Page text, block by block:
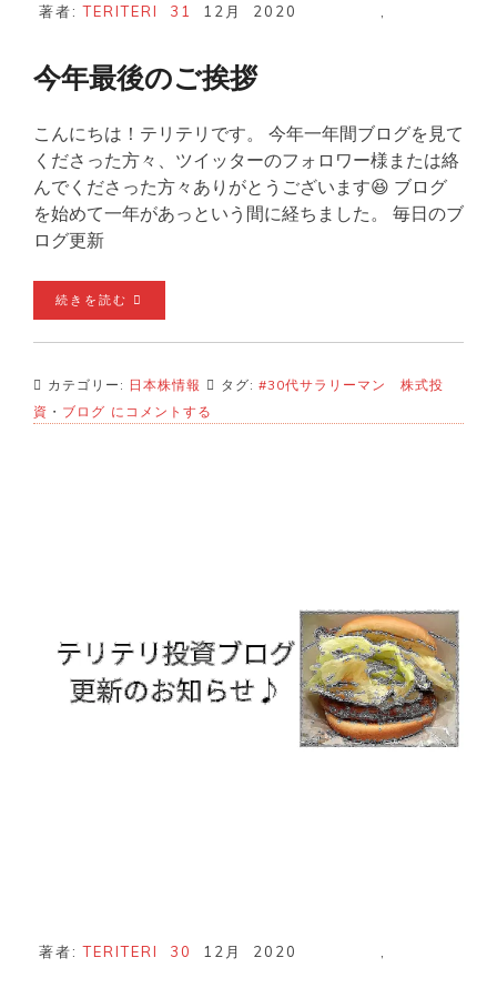
著者:TERITERI 31 12月 2020
今年最後のご挨拶
こんにちは！テリテリです。 今年一年間ブログを見て
くださった方々、ツイッターのフォロワー様または絡
んでくださった方々ありがとうございます😆 ブログ
を始めて一年があっという間に経ちました。 毎日のブ
ログ更新
続きを読む
カテゴリー: 日本株情報 タグ: #30代サラリーマン 株式投
資 ・ ブログ 今
年
にコメントする
著者:TERITERI 30 12月 2020